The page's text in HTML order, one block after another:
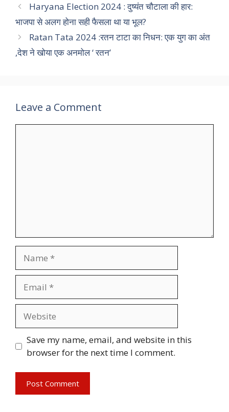
Haryana Election 2024 : दुष्यंत चौटाला की हार:
भाजपा से अलग होना सही फैसला था या भूल?
Ratan Tata 2024 :रतन टाटा का निधन: एक युग का अंत
,देश ने खोया एक अनमोल ‘ रतन’
Leave a Comment
Save my name, email, and website in this
browser for the next time I comment.